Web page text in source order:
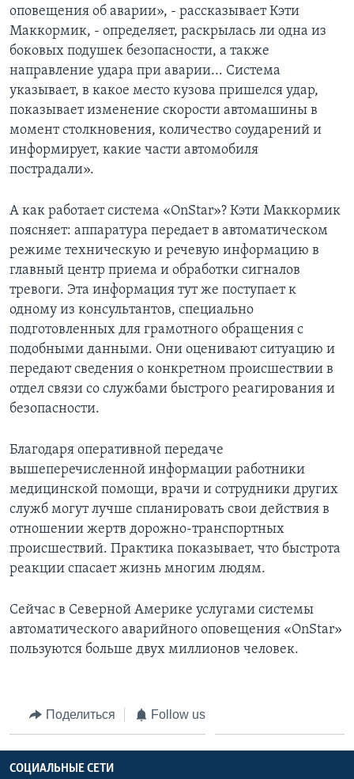
оповещения об аварии», - рассказывает Кэти
Маккормик, - определяет, раскрылась ли одна из
боковых подушек безопасности, а также
направление удара при аварии... Система
указывает, в какое место кузова пришелся удар,
показывает изменение скорости автомашины в
момент столкновения, количество соударений и
информирует, какие части автомобиля
пострадали».
А как работает система «OnStar»? Кэти Маккормик
поясняет: аппаратура передает в автоматическом
режиме техническую и речевую информацию в
главный центр приема и обработки сигналов
тревоги. Эта информация тут же поступает к
одному из консультантов, специально
подготовленных для грамотного обращения с
подобными данными. Они оценивают ситуацию и
передают сведения о конкретном происшествии в
отдел связи со службами быстрого реагирования и
безопасности.
Благодаря оперативной передаче
вышеперечисленной информации работники
медицинской помощи, врачи и сотрудники других
служб могут лучше спланировать свои действия в
отношении жертв дорожно-транспортных
происшествий. Практика показывает, что быстрота
реакции спасает жизнь многим людям.
Сейчас в Северной Америке услугами системы
автоматического аварийного оповещения «OnStar»
пользуются больше двух миллионов человек.
Поделиться Follow us
СОЦИАЛЬНЫЕ СЕТИ